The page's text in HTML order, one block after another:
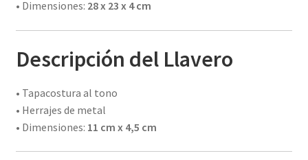
• Dimensiones: 28 x 23 x 4 cm
Descripción del Llavero
• Tapacostura al tono
• Herrajes de metal
• Dimensiones: 11 cm x 4,5 cm